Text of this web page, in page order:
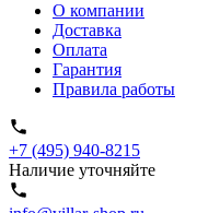
О компании
Доставка
Оплата
Гарантия
Правила работы
+7 (495) 940-8215
Наличие уточняйте